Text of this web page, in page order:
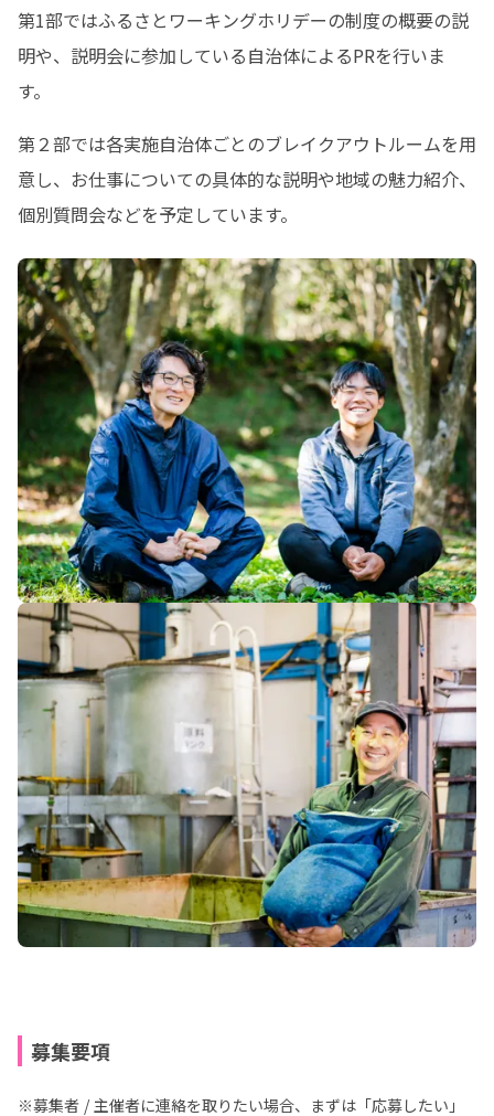
第1部ではふるさとワーキングホリデーの制度の概要の説
明や、説明会に参加している自治体によるPRを行いま
す。
第２部では各実施自治体ごとのブレイクアウトルームを用
意し、お仕事についての具体的な説明や地域の魅力紹介、
個別質問会などを予定しています。
募集要項
※募集者 / 主催者に連絡を取りたい場合、まずは「応募したい」